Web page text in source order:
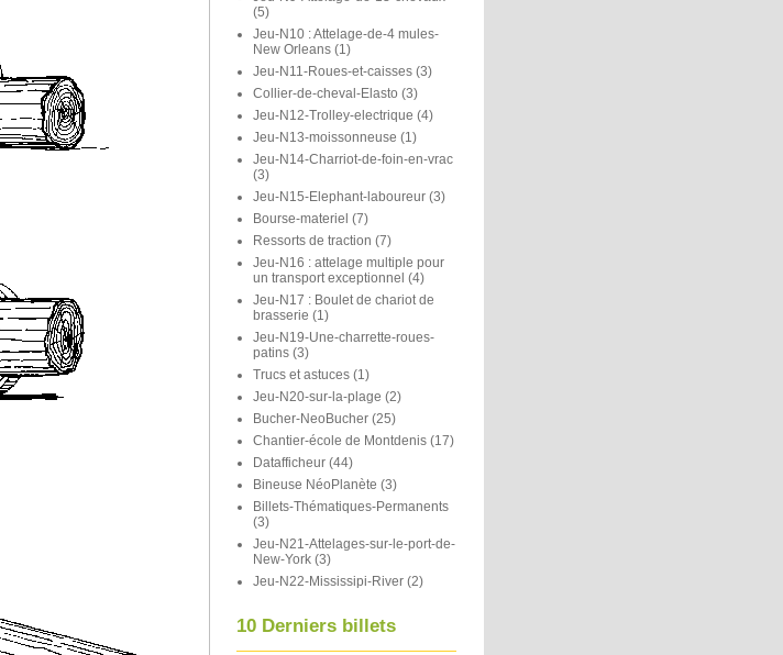
(5)
Jeu-N10 : Attelage-de-4 mules-
New Orleans (1)
Jeu-N11-Roues-et-caisses (3)
Collier-de-cheval-Elasto (3)
Jeu-N12-Trolley-electrique (4)
Jeu-N13-moissonneuse (1)
Jeu-N14-Charriot-de-foin-en-vrac
(3)
Jeu-N15-Elephant-laboureur (3)
Bourse-materiel (7)
Ressorts de traction (7)
Jeu-N16 : attelage multiple pour
un transport exceptionnel (4)
Jeu-N17 : Boulet de chariot de
brasserie (1)
Jeu-N19-Une-charrette-roues-
patins (3)
Trucs et astuces (1)
Jeu-N20-sur-la-plage (2)
Bucher-NeoBucher (25)
Chantier-école de Montdenis (17)
Datafficheur (44)
Bineuse NéoPlanète (3)
Billets-Thématiques-Permanents
(3)
Jeu-N21-Attelages-sur-le-port-de-
New-York (3)
Jeu-N22-Mississipi-River (2)
10 Derniers billets